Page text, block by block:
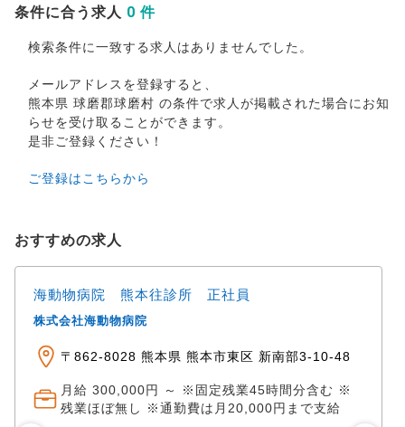
条件に合う求人 0 件
検索条件に一致する求人はありませんでした。
メールアドレスを登録すると、
熊本県 球磨郡球磨村 の条件で求人が掲載された場合にお知
らせを受け取ることができます。
是非ご登録ください！
ご登録はこちらから
おすすめの求人
海動物病院 熊本往診所 正社員
株式会社海動物病院
〒862-8028 熊本県 熊本市東区 新南部3‐10‐48
月給 300,000円 ～ ※固定残業45時間分含む ※
残業ほぼ無し ※通勤費は月20,000円まで支給